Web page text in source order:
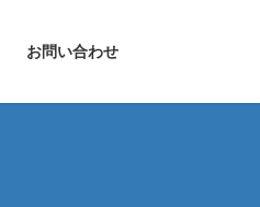
お問い合わせ